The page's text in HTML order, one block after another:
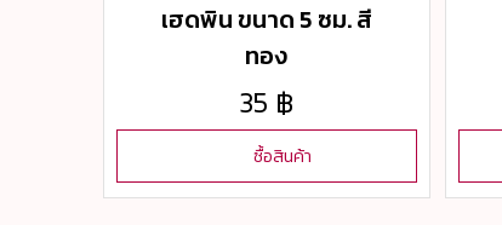
เฮดพิน ขนาด 5 ซม. สี
ทอง
35 ฿
ซื้อสินค้า